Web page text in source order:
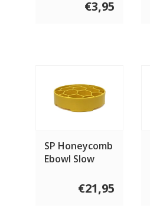
€3,95
SP Honeycomb
Ebowl Slow
€21,95